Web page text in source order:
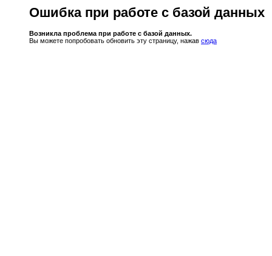
Ошибка при работе с базой данных
Возникла проблема при работе с базой данных.
Вы можете попробовать обновить эту страницу, нажав сюда